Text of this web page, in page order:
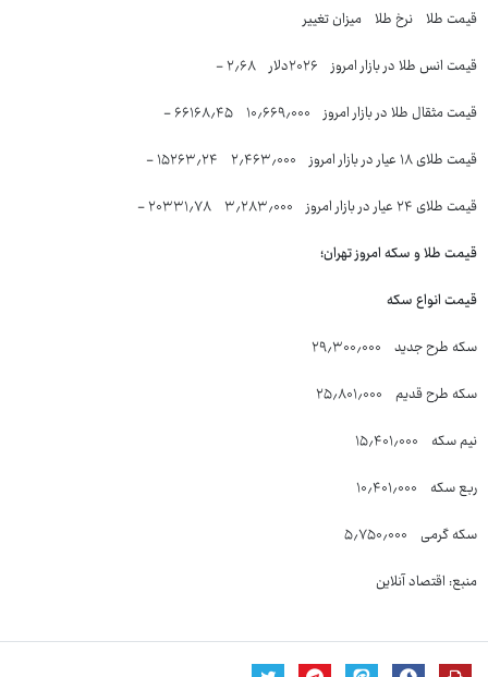
قیمت طلا نرخ طلا میزان تغییر
قیمت انس طلا در بازار امروز ۲۰۲۶دلار ۲٫۶۸ -
قیمت مثقال طلا در بازار امروز ۱۰٫۶۶۹٫۰۰۰ ۶۶۱۶۸٫۴۵ -
قیمت طلای ۱۸ عیار در بازار امروز ۲٫۴۶۳٫۰۰۰ ۱۵۲۶۳٫۲۴ -
قیمت طلای ۲۴ عیار در بازار امروز ۳٫۲۸۳٫۰۰۰ ۲۰۳۳۱٫۷۸ -
قیمت طلا و سکه امروز تهران؛
قیمت انواع سکه
سکه طرح جدید ۲۹٫۳۰۰٫۰۰۰
سکه طرح قدیم ۲۵٫۸۰۱٫۰۰۰
نیم سکه ۱۵٫۴۰۱٫۰۰۰
ربع سکه ۱۰٫۴۰۱٫۰۰۰
سکه گرمی ۵٫۷۵۰٫۰۰۰
منبع: اقتصاد آنلاین